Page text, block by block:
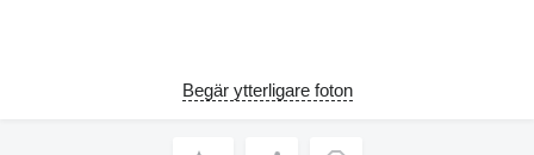
Begär ytterligare foton